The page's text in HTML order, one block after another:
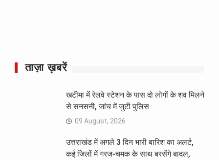
ताज़ा ख़बरें
खटीमा में रेलवे स्टेशन के पास दो लोगों के शव मिलने
से सनसनी, जांच में जुटी पुलिस
09 August, 2026
उत्तराखंड में अगले 3 दिन भारी बारिश का अलर्ट,
कई जिलों में गरज-चमक के साथ बरसेंगे बादल,